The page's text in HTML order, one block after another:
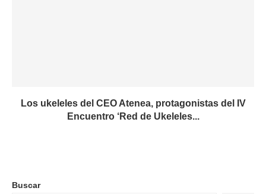
Los ukeleles del CEO Atenea, protagonistas del IV
Encuentro ‘Red de Ukeleles...
Buscar